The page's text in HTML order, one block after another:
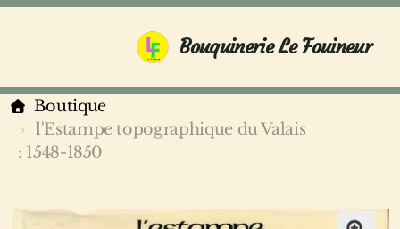
Bouquinerie Le Fouineur
Boutique
l'Estampe topographique du Valais
: 1548-1850